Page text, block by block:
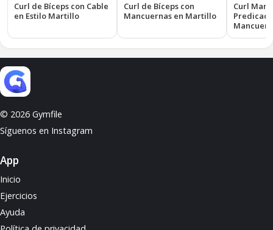
Curl de Bíceps con Cable
en Estilo Martillo
Curl de Bíceps con
Mancuernas en Martillo
Curl
© 2026 Gymfile
Síguenos en Instagram
App
Inicio
Ejercicios
Ayuda